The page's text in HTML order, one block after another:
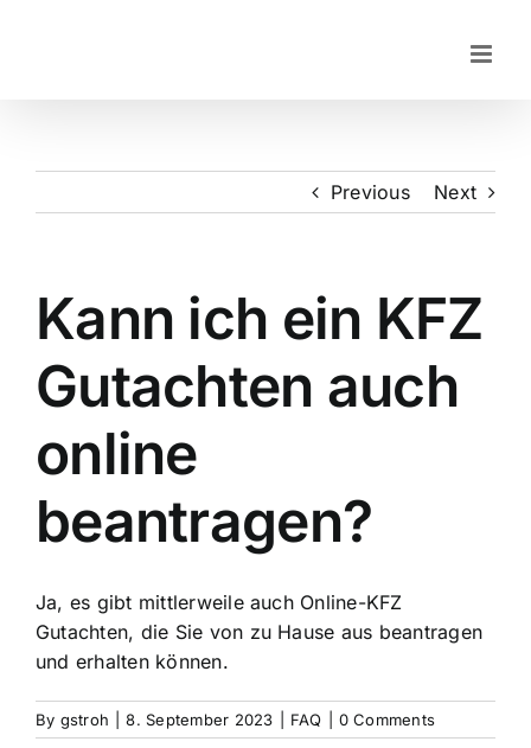
Previous Next
Kann ich ein KFZ
Gutachten auch
online
beantragen?
Ja, es gibt mittlerweile auch Online-KFZ
Gutachten, die Sie von zu Hause aus beantragen
und erhalten können.
By gstroh 8. September 2023 FAQ 0 Comments